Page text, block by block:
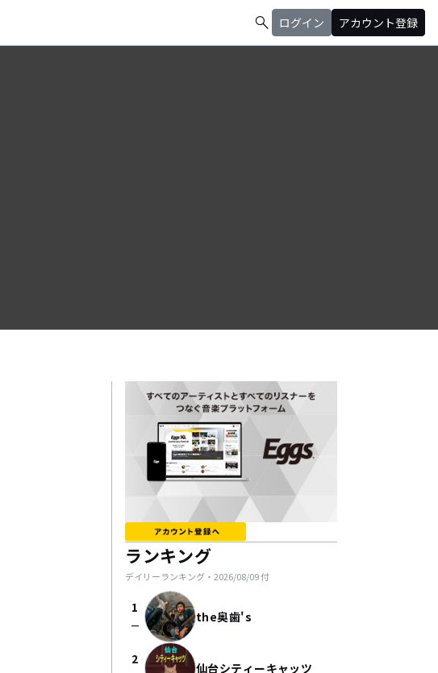
search ログイン アカウント登録
ランキング
デイリーランキング・ 2026/08/09付
1
check_indeterminate_small the奥歯's
2
仙台シティーキャッツ